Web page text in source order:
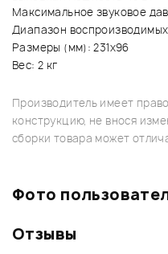
Максимальное звуковое
Диапазон воспроизводимых
Размеры (мм): 231х96
Вес: 2 кг
Производитель имеет
конструкцию, не внося
сборки товара может
Фото
Загрузите свои
Отзывы